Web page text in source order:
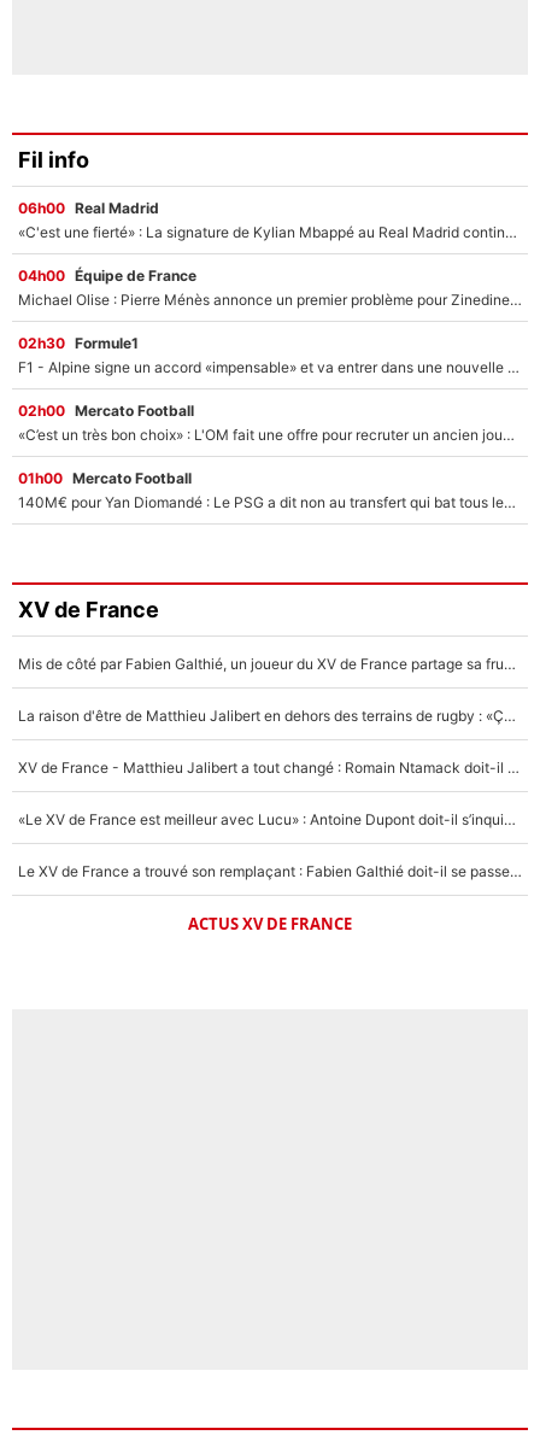
Fil info
06h00 Real Madrid
«C'est une fierté» : La signature de Kylian Mbappé au Real Madrid continue de régaler l'Espagne
04h00 Équipe de France
Michael Olise : Pierre Ménès annonce un premier problème pour Zinedine Zidane en équipe de France
02h30 Formule1
F1 - Alpine signe un accord «impensable» et va entrer dans une nouvelle dimension : Grande nouvelle pour Pierre Gasly !
02h00 Mercato Football
«C’est un très bon choix» : L'OM fait une offre pour recruter un ancien joueur du PSG... et c'est validé dans l'After Foot !
01h00 Mercato Football
140M€ pour Yan Diomandé : Le PSG a dit non au transfert qui bat tous les records sur le mercato
XV de France
Mis de côté par Fabien Galthié, un joueur du XV de France partage sa frustration : «ils ne me l’ont pas dit tout de suite»
La raison d'être de Matthieu Jalibert en dehors des terrains de rugby : «Ça m'atteint autant que si tu touches à un membre de ma famille»
XV de France - Matthieu Jalibert a tout changé : Romain Ntamack doit-il s’inquiéter pour sa place à un an de la Coupe du monde ?
«Le XV de France est meilleur avec Lucu» : Antoine Dupont doit-il s’inquiéter pour sa place ?
Le XV de France a trouvé son remplaçant : Fabien Galthié doit-il se passer d'Antoine Dupont ?
ACTUS XV DE FRANCE